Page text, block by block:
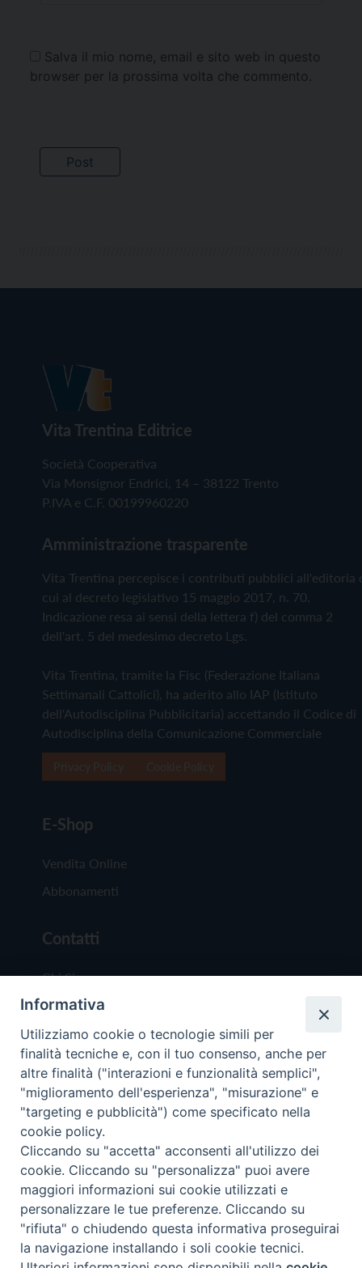
Salva il mio nome, email e sito web in questo
browser per la prossima volta che commento.
Vita Trentina Editrice
Società Cooperativa
Via Monsignor Endrici, 14 – 38122 Trento
P.IVA e C.F. 00199960220
Amministrazione trasparente
Vita Trentina percepisce i contributi pubblici all'editoria
cui al decreto legislativo 15 maggio 2017, n. 70.
Indicazione resa ai sensi della lettera f) del comma 2
dell'art. 5 del medesimo decreto Lgs.
Vita Trentina, tramite la Fisc (Federazione Italiana
Settimanali Cattolici), ha aderito allo IAP (Istituto
dell'Autodisciplina Pubblicitaria) accettando il Codice di
Autodisciplina della Comunicazione Commerciale
E-Shop
Vendita Online
Abbonamenti
Contatti
Chi Siamo
Redazione
Scrivici
Copyright © 2019 - Tutti i diritti riservati - Vita
Trentina Editrice
Privacy Policy
Torna
Informativa
Utilizziamo cookie o tecnologie simili per
finalità tecniche e, con il tuo consenso, anche per
altre finalità ("interazioni e funzionalità semplici",
"miglioramento dell'esperienza", "misurazione" e
"targeting e pubblicità") come specificato nella
cookie policy.
Cliccando su "accetta" acconsenti all'utilizzo dei
cookie. Cliccando su "personalizza" puoi avere
maggiori informazioni sui cookie utilizzati e
personalizzare le tue preferenze. Cliccando su
"rifiuta" o chiudendo questa informativa proseguirai
la navigazione installando i soli cookie tecnici.